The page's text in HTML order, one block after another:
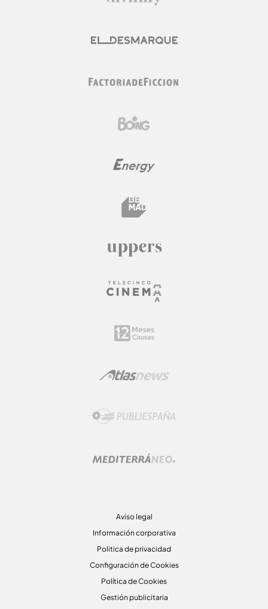
Aviso legal
Información corporativa
Politica de privacidad
Configuración de Cookies
Política de Cookies
Gestión publicitaria